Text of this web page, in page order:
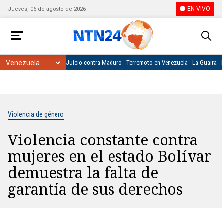
Jueves, 06 de agosto de 2026 EN VIVO
Juicio contra Maduro Terremoto en Venezuela La Guaira
Violencia de género
Violencia constante contra
mujeres en el estado Bolívar
demuestra la falta de
garantía de sus derechos